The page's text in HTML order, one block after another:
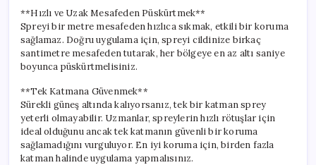
**Hızlı ve Uzak Mesafeden Püskürtmek**
Spreyi bir metre mesafeden hızlıca sıkmak, etkili bir koruma
sağlamaz. Doğru uygulama için, spreyi cildinize birkaç
santimetre mesafeden tutarak, her bölgeye en az altı saniye
boyunca püskürtmelisiniz.
**Tek Katmana Güvenmek**
Sürekli güneş altında kalıyorsanız, tek bir katman sprey
yeterli olmayabilir. Uzmanlar, spreylerin hızlı rötuşlar için
ideal olduğunu ancak tek katmanın güvenli bir koruma
sağlamadığını vurguluyor. En iyi koruma için, birden fazla
katman halinde uygulama yapmalısınız.